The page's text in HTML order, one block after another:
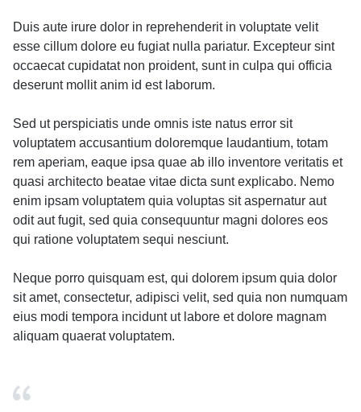
Duis aute irure dolor in reprehenderit in voluptate velit
esse cillum dolore eu fugiat nulla pariatur. Excepteur sint
occaecat cupidatat non proident, sunt in culpa qui officia
deserunt mollit anim id est laborum.
Sed ut perspiciatis unde omnis iste natus error sit
voluptatem accusantium doloremque laudantium, totam
rem aperiam, eaque ipsa quae ab illo inventore veritatis et
quasi architecto beatae vitae dicta sunt explicabo. Nemo
enim ipsam voluptatem quia voluptas sit aspernatur aut
odit aut fugit, sed quia consequuntur magni dolores eos
qui ratione voluptatem sequi nesciunt.
Neque porro quisquam est, qui dolorem ipsum quia dolor
sit amet, consectetur, adipisci velit, sed quia non numquam
eius modi tempora incidunt ut labore et dolore magnam
aliquam quaerat voluptatem.